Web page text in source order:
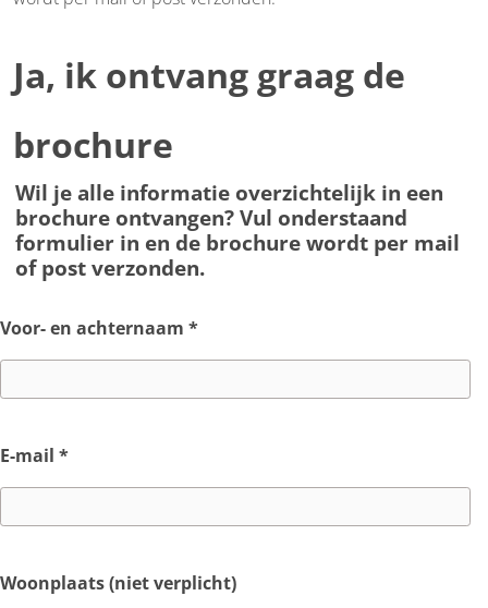
Ja, ik ontvang graag de
brochure
Wil je alle informatie overzichtelijk in een
brochure ontvangen? Vul onderstaand
formulier in en de brochure wordt per mail
of post verzonden.
Voor- en achternaam *
E-mail *
Woonplaats (niet verplicht)